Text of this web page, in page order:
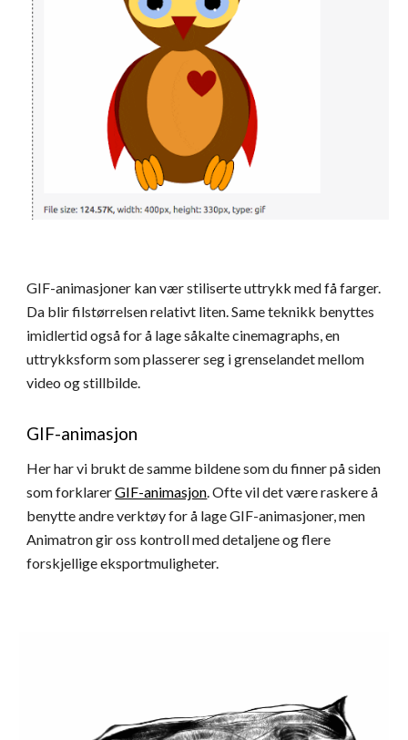
GIF-animasjoner kan vær stiliserte uttrykk med få farger.
Da blir filstørrelsen relativt liten. Same teknikk benyttes
imidlertid også for å lage såkalte cinemagraphs, en
uttrykksform som plasserer seg i grenselandet mellom
video og stillbilde.
GIF-animasjon
Her har vi brukt de samme bildene som du finner på siden
som forklarer GIF-animasjon. Ofte vil det være raskere å
benytte andre verktøy for å lage GIF-animasjoner, men
Animatron gir oss kontroll med detaljene og flere
forskjellige eksportmuligheter.